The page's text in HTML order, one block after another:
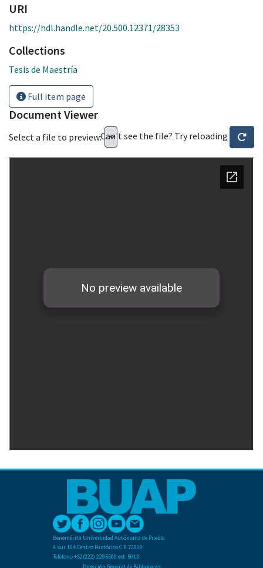
URI
https://hdl.handle.net/20.500.12371/28353
Collections
Tesis de Maestría
Full item page
Document Viewer
Select a file to preview:Can't see the file? Try reloading
Benemérita Universidad Autónoma de Puebla
4 sur 104 Centro Histórico C.P. 72000
Teléfono +52(222) 2295500 ext. 5013